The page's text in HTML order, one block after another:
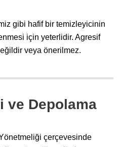
gibi hafif bir temizleyicinin
için yeterlidir. Agresif
veya önerilmez.
ve Depolama
çerçevesinde